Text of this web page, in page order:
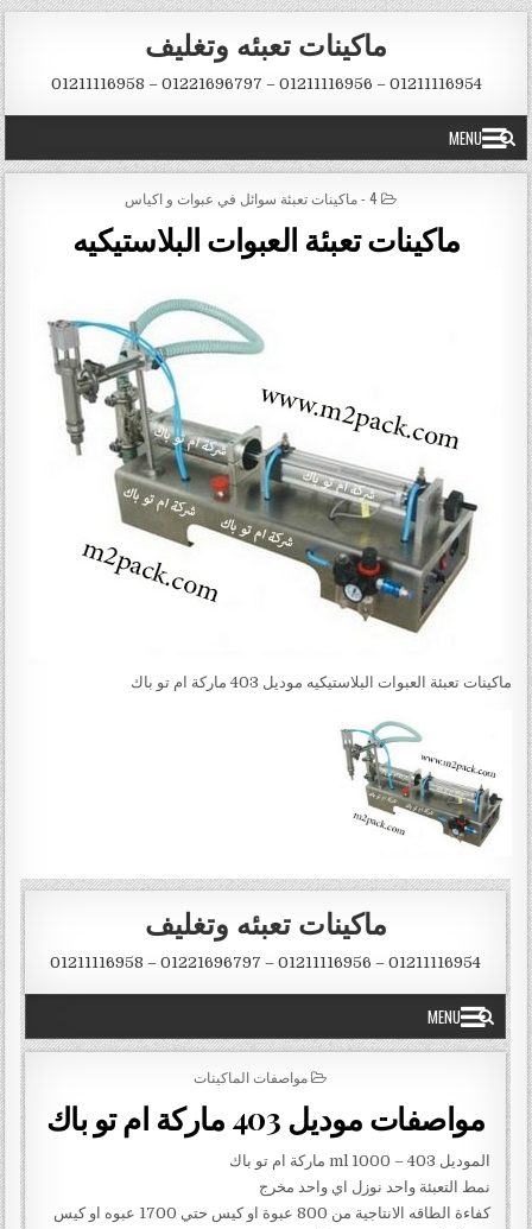
Skip to content
ماكينات تعبئه وتغليف
01211116954 – 01211116956 – 01221696797 – 01211116958
MENU
POSTED IN
4 - ماكينات تعبئة سوائل في عبوات و اكياس
ماكينات تعبئة العبوات البلاستيكيه
ماكينات تعبئة العبوات البلاستيكيه موديل 403 ماركة ام تو باك